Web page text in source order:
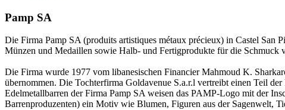
Pamp SA
Die Firma Pamp SA (produits artistiques métaux précieux) in Castel San
Münzen und Medaillen sowie Halb- und Fertigprodukte für die Schmuck
Die Firma wurde 1977 vom libanesischen Financier Mahmoud K.
übernommen. Die Tochterfirma Goldavenue S.a.r.l vertreibt einen Teil
Edelmetallbarren der Firma Pamp SA weisen das PAMP-Logo mit der
Barrenproduzenten) ein Motiv wie Blumen, Figuren aus der Sagenwelt,